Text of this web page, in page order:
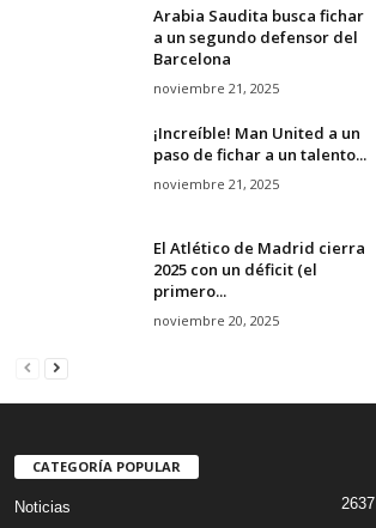
Arabia Saudita busca fichar
a un segundo defensor del
Barcelona
noviembre 21, 2025
¡Increíble! Man United a un
paso de fichar a un talento...
noviembre 21, 2025
El Atlético de Madrid cierra
2025 con un déficit (el
primero...
noviembre 20, 2025
CATEGORÍA POPULAR
Noticias 2637